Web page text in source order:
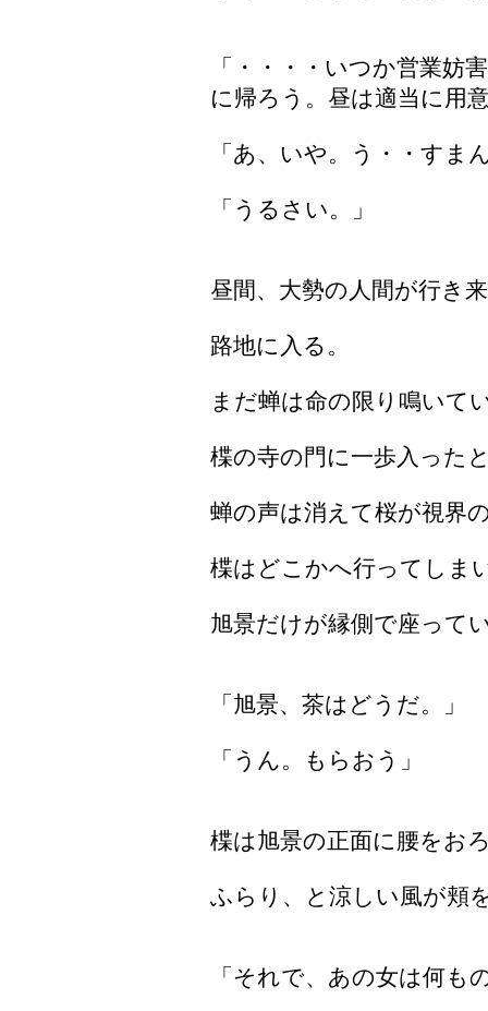
「・・・・いつか営業妨
に帰ろう。昼は適当に用
「あ、いや。う・・すま
「うるさい。」
昼間、大勢の人間が行き
路地に入る。
まだ蝉は命の限り鳴いて
楪の寺の門に一歩入った
蝉の声は消えて桜が視界
楪はどこかへ行ってしま
旭景だけが縁側で座って
「旭景、茶はどうだ。」
「うん。もらおう」
楪は旭景の正面に腰をお
ふらり、と涼しい風が頬
「それで、あの女は何も